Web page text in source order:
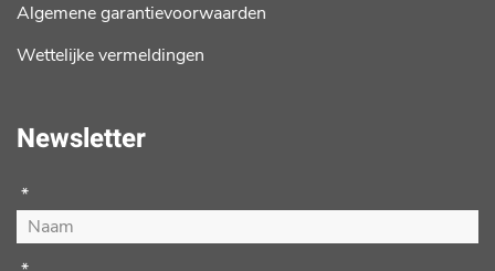
Algemene garantievoorwaarden
Wettelijke vermeldingen
Newsletter
*